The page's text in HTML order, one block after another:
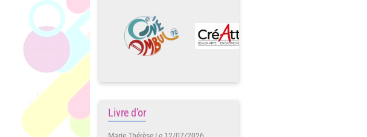
Livre d'or